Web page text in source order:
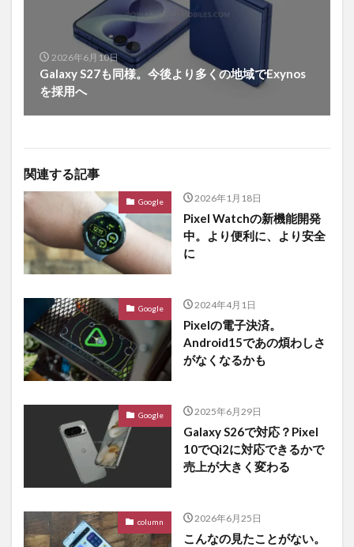
2026年6月10日
Galaxy S27も同様。今後より多くの地域でExynos
を採用へ
関連する記事
Google 2026年1月18日
Pixel Watchの新機能開発
中。より便利に、より安全
に
Google 2024年4月1日
Pixelの電子決済。
Android15であの煩わしさ
がなくなるかも
Google 2025年6月29日
Galaxy S26で対応？Pixel
10でQi2に対応できるかで
売上が大きく変わる
column 2026年6月25日
こんなの見たことがない。